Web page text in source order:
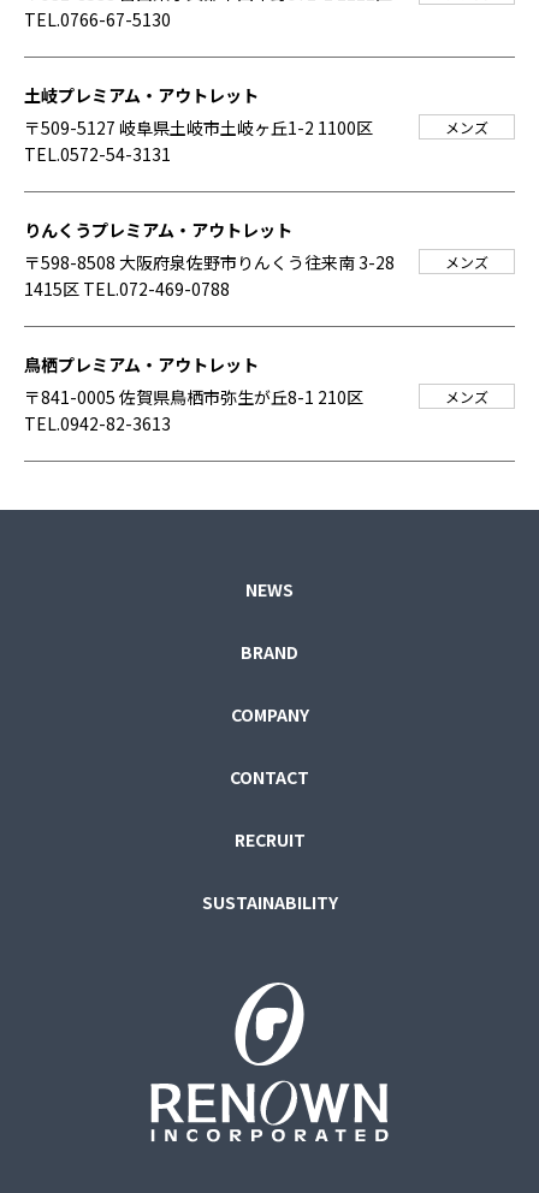
TEL.0766-67-5130
土岐プレミアム・アウトレット
〒509-5127 岐阜県土岐市土岐ヶ丘1-2 1100区
TEL.0572-54-3131
メンズ
りんくうプレミアム・アウトレット
〒598-8508 大阪府泉佐野市りんくう往来南 3-28
1415区 TEL.072-469-0788
メンズ
鳥栖プレミアム・アウトレット
〒841-0005 佐賀県鳥栖市弥生が丘8-1 210区
TEL.0942-82-3613
メンズ
NEWS
BRAND
COMPANY
CONTACT
RECRUIT
SUSTAINABILITY